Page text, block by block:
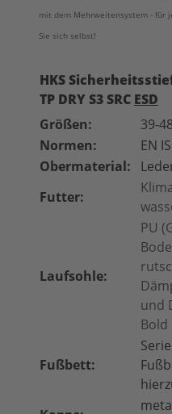
mit dem Mehrweitensystem - für
Sie sich selbst!
HKS
TP DRY S3 SRC ESD
Größen:
39-48
Normen:
EN
Obermaterial:
Futter:
Laufsohle:
PU
und
Bold
Fußbett: